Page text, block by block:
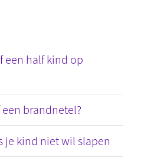
een half kind op
brandnetel?
je kind niet wil slapen